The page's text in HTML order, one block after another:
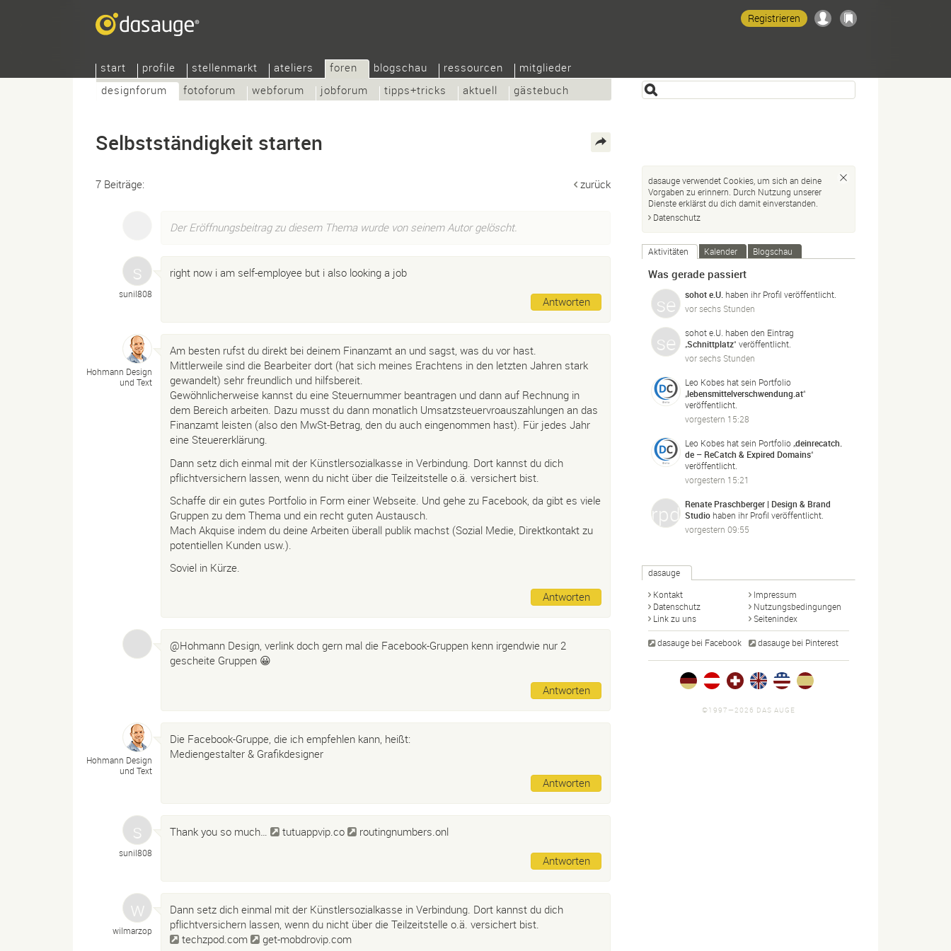
start profile stellenmarkt ateliers
foren
designforum
fotoforum webforum jobforum tipps+tricks aktuell gästebuch
blogschau ressourcen mitglieder
Registrieren
Selbstständigkeit starten
7 Beiträge: zurück
Der Eröffnungsbeitrag zu diesem Thema wurde von seinem Autor gelöscht.
sunil808
right now i am self-employee but i also looking a job
Antworten
Hohmann Design
und Text
Am besten rufst du direkt bei deinem Finanzamt an und sagst, was du vor hast.
Mittlerweile sind die Bearbeiter dort (hat sich meines Erachtens in den letzten Jahren stark
gewandelt) sehr freundlich und hilfsbereit.
Gewöhnlicherweise kannst du eine Steuernummer beantragen und dann auf Rechnung in
dem Bereich arbeiten. Dazu musst du dann monatlich Umsatzsteuervroauszahlungen an das
Finanzamt leisten (also den MwSt-Betrag, den du auch eingenommen hast). Für jedes Jahr
eine Steuererklärung.
Dann setz dich einmal mit der Künstlersozialkasse in Verbindung. Dort kannst du dich
pflichtversichern lassen, wenn du nicht über die Teilzeitstelle o.ä. versichert bist.
Schaffe dir ein gutes Portfolio in Form einer Webseite. Und gehe zu Facebook, da gibt es viele
Gruppen zu dem Thema und ein recht guten Austausch.
Mach Akquise indem du deine Arbeiten überall publik machst (Sozial Medie, Direktkontakt zu
potentiellen Kunden usw.).
Soviel in Kürze.
Antworten
@Hohmann Design, verlink doch gern mal die Facebook-Gruppen kenn irgendwie nur 2
gescheite Gruppen 😀
Antworten
Hohmann Design
und Text
Die Facebook-Gruppe, die ich empfehlen kann, heißt:
Mediengestalter & Grafikdesigner
Antworten
sunil808
Thank you so much… tutuappvip.co routingnumbers.onl
Antworten
wilmarzop
Dann setz dich einmal mit der Künstlersozialkasse in Verbindung. Dort kannst du dich
pflichtversichern lassen, wenn du nicht über die Teilzeitstelle o.ä. versichert bist.
techzpod.com
get-mobdrovip.com
dasauge verwendet Cookies, um sich an deine
Vorgaben zu erinnern. Durch Nutzung unserer
Dienste erklärst du dich damit einverstanden.
Datenschutz
Aktivitäten Kalender Blogschau
Was gerade passiert
sohot e.U. haben ihr Profil veröffentlicht.
vor sechs Stunden
sohot e.U. haben den Eintrag
„Schnittplatz“ veröffentlicht.
vor sechs Stunden
Leo Kobes hat sein Portfolio
„lebensmittelverschwendung. at“
veröffentlicht.
vorgestern 15:28
Leo Kobes hat sein Portfolio „deinrecatch.
de – ReCatch & Expired Domains“
veröffentlicht.
vorgestern 15:21
Renate Praschberger | Design & Brand
Studio haben ihr Profil veröffentlicht.
vorgestern 09:55
dasauge
Kontakt
Impressum
Datenschutz
Nutzungsbedingungen
Link zu uns
Seitenindex
dasauge bei Facebook dasauge bei Pinterest
©1997—2026 DAS AUGE